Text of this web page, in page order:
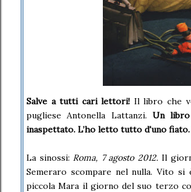
Salve a tutti cari lettori! Il libro che
pugliese Antonella Lattanzi. Un
inaspettato. L’ho letto tutto d'uno
La sinossi: Roma, 7 agosto 2012. Il
Semeraro scompare nel nulla. Vito
piccola Mara il giorno del suo terzo